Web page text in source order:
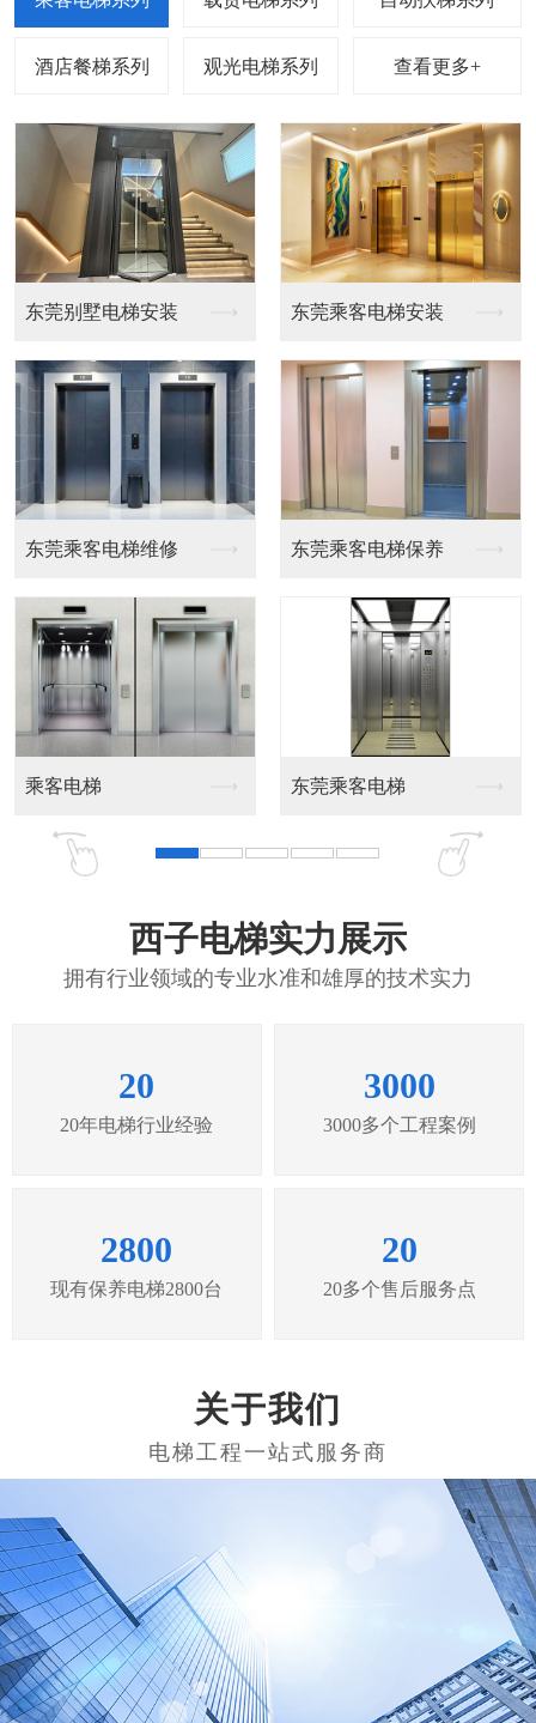
查看更多+
安装 东莞乘客电梯安装
维修 东莞乘客电梯保养
东莞乘客电梯
东莞载货电梯
东莞载货电梯
西子电梯实力展示
拥有行业领域的专业水准和雄厚的技术实力
20
20年电梯行业经验
3000
3000多个工程案例
2800
现有保养电梯2800台
20
20多个售后服务点
关于我们